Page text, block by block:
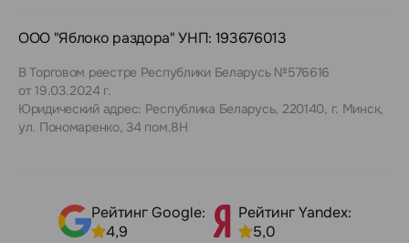
ООО "Яблоко раздора" УНП: 193676013
В Торговом реестре Республики Беларусь №576616
от 19.03.2024 г.
Юридический адрес: Республика Беларусь, 220140, г. Минск,
ул. Пономаренко, 34 пом.8Н
Рейтинг Google:
4,9
Рейтинг Yandex:
5,0